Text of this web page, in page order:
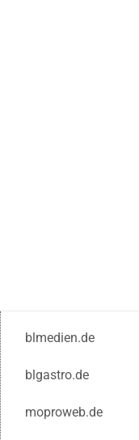
blmedien.de
blgastro.de
moproweb.de